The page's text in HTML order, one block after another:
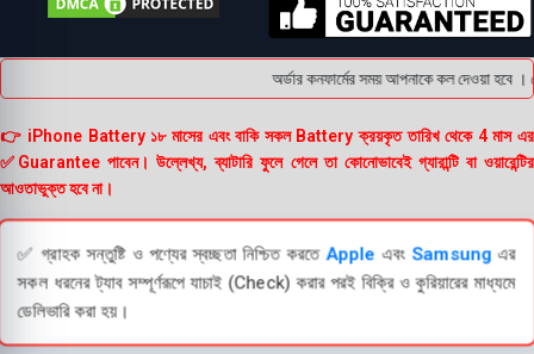
অর্ডার কনফার্মের সময় আপনাকে কল দেওয়া হবে
👉 iPhone Battery ১৮ মাসের এবং বাকি সকল Battery ক্রয়কৃত তারিখ থেকে 4 মাস এর
✅Guarantee পাবেন। উল্লেখ্য, ব্যাটারি ফুলে গেলে তা কোনোভাবেই গ্যারান্টি বা ওয়ারেন্টির
আওতাভুক্ত হবে না।
✅ গ্রাহক সন্তুষ্টি ও পণ্যের স্বচ্ছতা নিশ্চিত করতেApple এবংSamsung এর
সকল ধরনের ট্যাব সম্পূর্ণরূপে যাচাই (Check) করার পরই বিক্রি ও কুরিয়ারের মাধ্যমে
ডেলিভারি করা হয়।